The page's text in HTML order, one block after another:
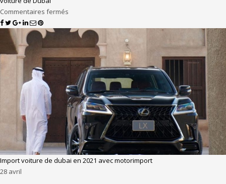
Commentaires fermés
Import voiture de dubai en 2021 avec motorimport
28 avril